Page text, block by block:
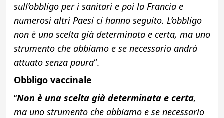
sull’obbligo per i sanitari e poi la Francia e
numerosi altri Paesi ci hanno seguito. L’obbligo
non è una scelta già determinata e certa, ma uno
strumento che abbiamo e se necessario andrà
attuato senza paura“.
Obbligo vaccinale
“Non è una scelta già determinata e certa,
ma uno strumento che abbiamo e se necessario